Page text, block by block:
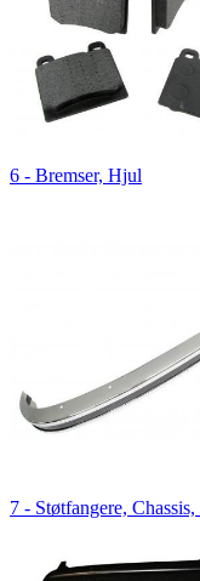
6 - Bremser, Hjul
7 - Støtfangere,